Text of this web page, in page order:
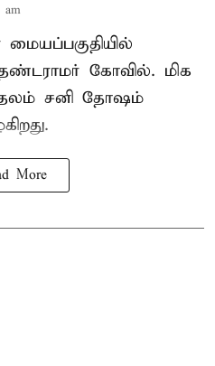
am
கோவில். மிக
சனி தோஷம்
More